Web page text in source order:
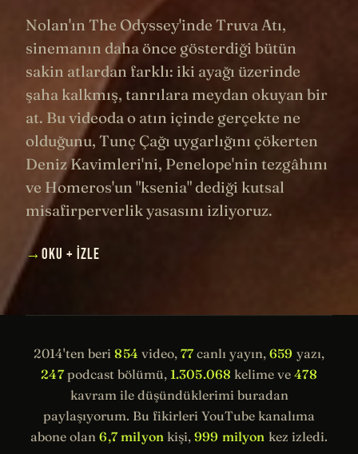
Nolan'ın The Odyssey'inde Truva Atı,
sinemanın daha önce gösterdiği bütün
sakin atlardan farklı: iki ayağı üzerinde
şaha kalkmış, tanrılara meydan okuyan bir
at. Bu videoda o atın içinde gerçekte ne
olduğunu, Tunç Çağı uygarlığını çökerten
Deniz Kavimleri'ni, Penelope'nin tezgâhını
ve Homeros'un "ksenia" dediği kutsal
misafirperverlik yasasını izliyoruz.
→ OKU + İZLE
2014'ten beri854 video, 77canlı yayın,659 yazı,
247podcast bölümü, 1.305.068 kelime ve478
kavram ile düşündüklerimi buradan
paylaşıyorum. Bu fikirleri YouTube kanalıma
abone olan6,7 milyon kişi, 999 milyon kez izledi.